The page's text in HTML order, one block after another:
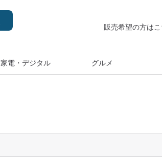
販売希望の方は
家電・デジタル グルメ